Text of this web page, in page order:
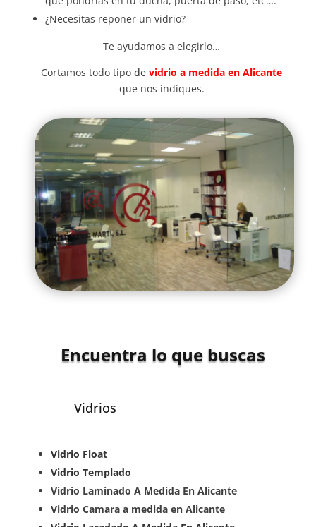
¿Necesitas reponer un vidrio?
Te ayudamos a elegirlo…
Cortamos todo tipode vidrio a medida en Alicante
que nos indiques.
Encuentra lo que buscas
Vidrios
Vidrio Float
Vidrio Templado
Vidrio Laminado A Medida En Alicante
Vidrio Camara a medida en Alicante